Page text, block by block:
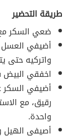
طريقة التحضير
ضعي السكر
أضيفي العسل
واتركيه حتى
اخفقي البيض
أضيفي السكر
رقيق، مع
واحدة.
أصيفي الهيل